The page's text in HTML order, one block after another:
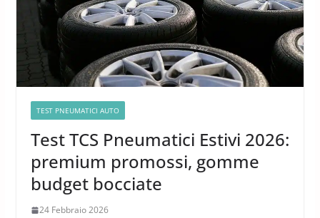
TEST PNEUMATICI AUTO
Test TCS Pneumatici Estivi 2026:
premium promossi, gomme
budget bocciate
24 Febbraio 2026